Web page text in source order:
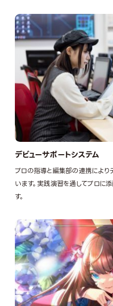
デビューサポートシステム
プロの指導と編集部の連携により
います。実践演習を通してプロに
す。